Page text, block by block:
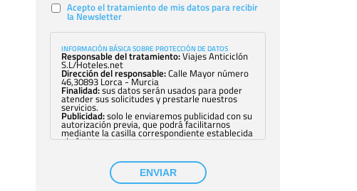
Acepto el tratamiento de mis datos para recibir
la Newsletter
INFORMACIÓN BÁSICA SOBRE PROTECCIÓN DE DATOS
Responsable del tratamiento:Viajes Anticiclón
S.L/Hoteles.net
Dirección del responsable:Calle Mayor número
46,30893 Lorca - Murcia
Finalidad:sus datos serán usados para poder
atender sus solicitudes y prestarle nuestros
servicios.
Publicidad:solo le enviaremos publicidad con su
autorización previa, que podrá facilitarnos
mediante la casilla correspondiente establecida
al efecto.
con su consentimiento previo, que podrá
facilitarnos mediante la casilla correspondiente
establecida al efecto.
Destinatarios:con carácter general, sólo el
ENVIAR